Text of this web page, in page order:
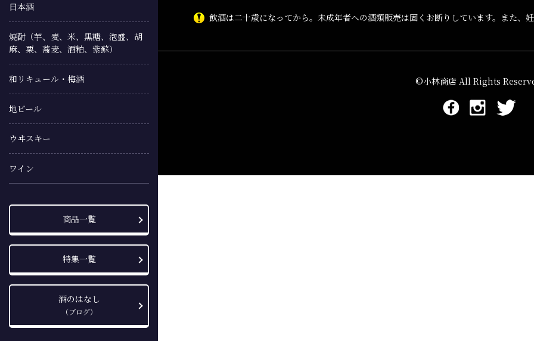
日本酒
焼酎（芋、麦、米、黒糖、泡盛、胡
麻、栗、蕎麦、酒粕、紫蘇）
和リキュール・梅酒
地ビール
ウヰスキー
ワイン
商品一覧
特集一覧
酒のはなし
（ブログ）
飲酒は二十歳になってから。未成年者への酒類販売は固くお断りしています。また、
©小林商店 All Rights